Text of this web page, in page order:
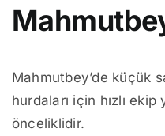
Mahmutbey’de küçük
hurdaları için hızlı
önceliklidir.